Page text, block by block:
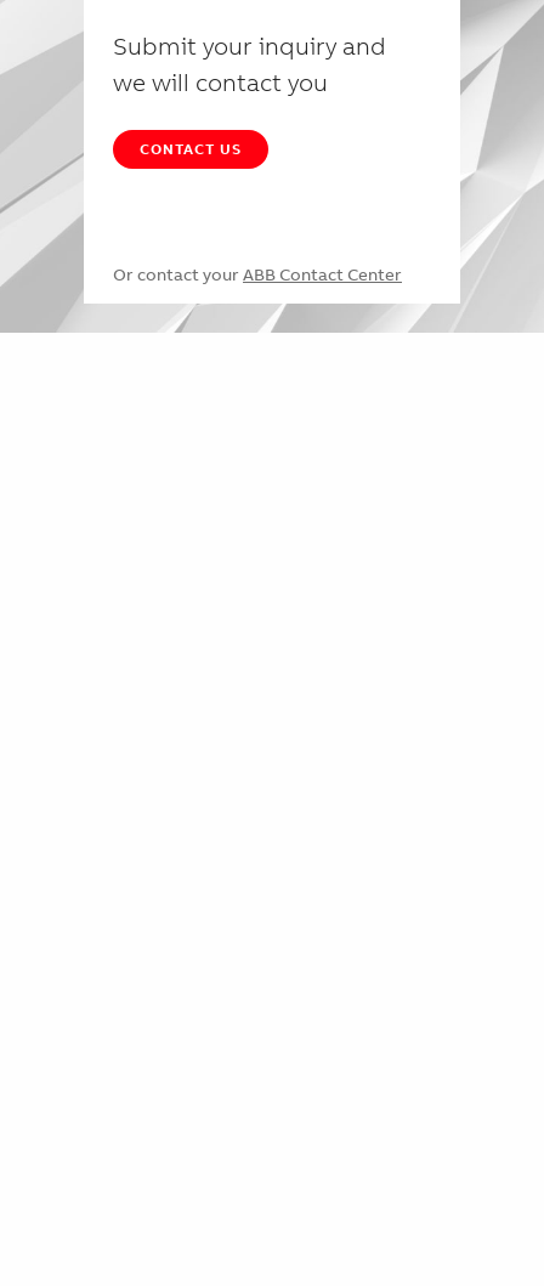
Submit your inquiry and
we will contact you
CONTACT US
Or contact your ABB Contact Center